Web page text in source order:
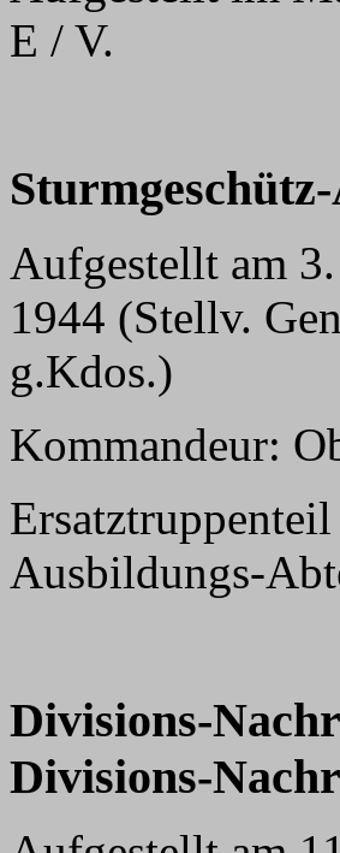
E / V.
Sturmg
Aufgestellt am
1944 (Stellv.
g.Kdos.)
Kommandeur:
Ausbildungs-
Divisions-
Divisions-